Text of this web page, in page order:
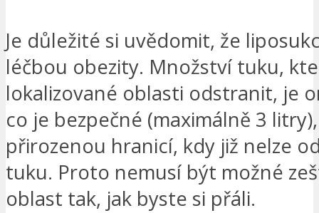
Je důležité si uvědomit, že
léčbou obezity. Množství tuku,
lokalizované oblasti odstranit, je
co je bezpečné (maximálně 3
přirozenou hranicí, kdy již nelze
tuku. Proto nemusí být možné
oblast tak, jak byste si přáli.